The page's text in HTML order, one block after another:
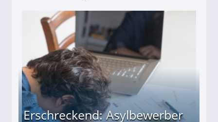
Erschreckend: Asylbewerber